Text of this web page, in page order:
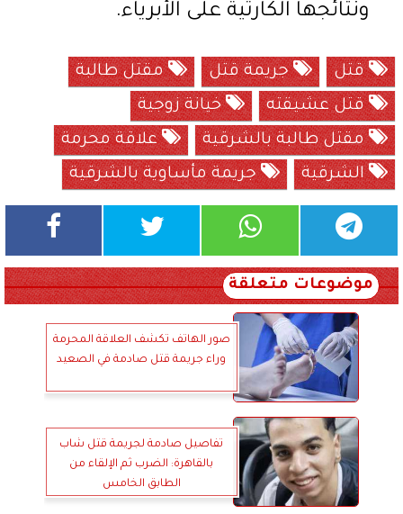
ونتائجها الكارثية على الأبرياء.
قتل جريمة قتل
مقتل طالبة
قتل عشيقته
خيانة زوجية
مقتل طالبة بالشرقية
علاقة محرمة
الشرقية
جريمة مأساوية بالشرقية
موضوعات متعلقة
صور الهاتف تكشف العلاقة المحرمة
وراء جريمة قتل صادمة في الصعيد
تفاصيل صادمة لجريمة قتل شاب
بالقاهرة: الضرب ثم الإلقاء من
الطابق الخامس